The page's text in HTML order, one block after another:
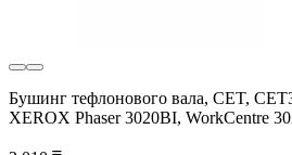
Бушинг тефлонового вала, CET,
XEROX Phaser 3020BI, WorkCentre